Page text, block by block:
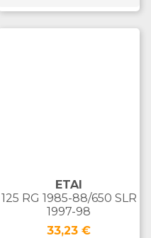
ETAI
125 RG 1985-88/650 SLR
1997-98
Prix
33,23 €